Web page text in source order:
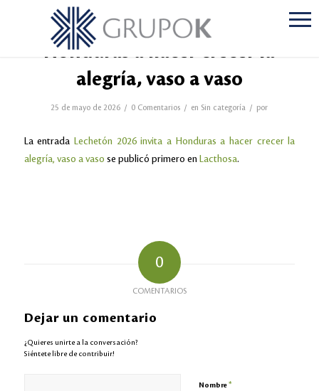
Lechetón 2026 invita a
Honduras a hacer crecer la
alegría, vaso a vaso
25 de mayo de 2026 / 0 Comentarios / en Sin categoría / por
La entrada Lechetón 2026 invita a Honduras a hacer crecer la
alegría, vaso a vaso se publicó primero en Lacthosa.
0
COMENTARIOS
Dejar un comentario
¿Quieres unirte a la conversación?
Siéntete libre de contribuir!
Nombre*